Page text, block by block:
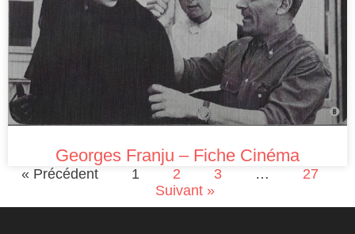
Georges Franju – Fiche Cinéma
« Précédent 1 2 3 …
27
Suivant »